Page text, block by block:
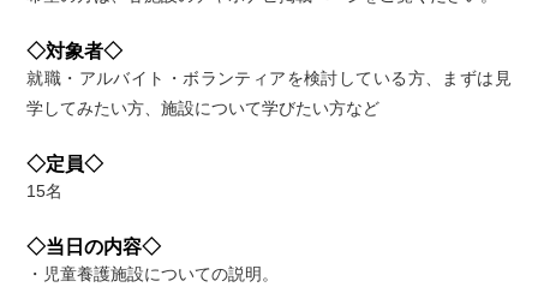
◇対象者◇
就職・アルバイト・ボランティアを検討している方、まずは見
学してみたい方、施設について学びたい方など
◇定員◇
15名
◇当日の内容◇
・児童養護施設についての説明。